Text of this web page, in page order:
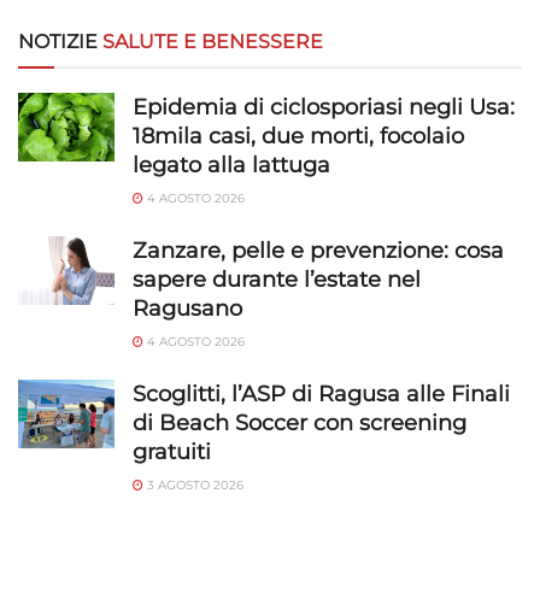
NOTIZIE SALUTE E BENESSERE
Epidemia di ciclosporiasi negli Usa:
18mila casi, due morti, focolaio
legato alla lattuga
4 AGOSTO 2026
Zanzare, pelle e prevenzione: cosa
sapere durante l’estate nel
Ragusano
4 AGOSTO 2026
Scoglitti, l’ASP di Ragusa alle Finali
di Beach Soccer con screening
gratuiti
3 AGOSTO 2026